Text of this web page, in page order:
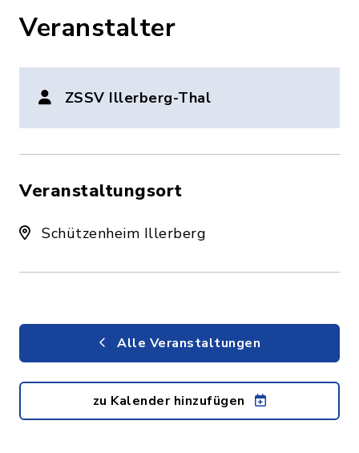
Veranstalter
ZSSV Illerberg-Thal
Veranstaltungsort
Schützenheim Illerberg
Alle Veranstaltungen
zu Kalender hinzufügen